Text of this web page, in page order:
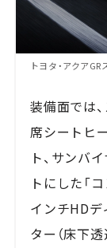
トヨタ・アクア
装備面では
席シートヒ
ト、サンバ
トにした「
インチHDデ
ター（床下